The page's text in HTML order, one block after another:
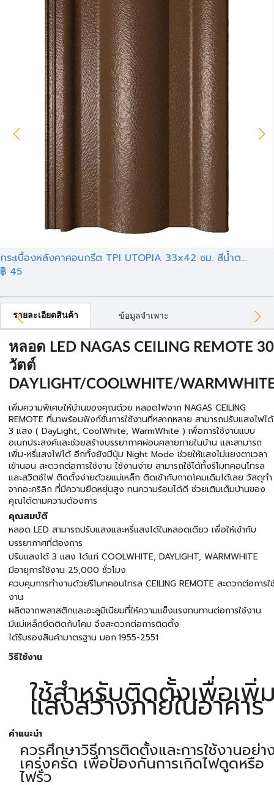
กระเบื้องหลังคาคอนกรีต TPI UTOPIA 33x42 ซม. สีน้ำต...
฿ 45
รายละเอียดสินค้า ข้อมูลจำเพาะ
หลอด LED NAGAS CEILING REMOTE 30
วัตต์
DAYLIGHT/COOLWHITE/
เพิ่มความพิเศษให้บ้านของคุณด้วย หลอดไฟจาก NAGAS CEILING
REMOTE ที่มาพร้อมฟังก์ชั่นการใช้งานที่หลากหลาย สามารถปรับแสงไฟได้
3 แสง ( DayLight, CoolWhite, WarmWhite ) เพื่อการใช้งานแบบ
อเนกประสงค์และช่วยสร้างบรรยากาศผ่อนคลายภายในบ้าน และสามารถ
เพิ่ม-หรี่แสงไฟได้ อีกทั้งยังมีปุ่ม Night Mode ช่วยให้แสงไม่แยงตาเวลา
เข้านอน สะดวกต่อการใช้งาน ใช้งานง่าย สามารถใช้ได้ทั้งรีโมทคอนโทรล
และสวิตช์ไฟ ติดตั้งง่ายด้วยแม่เหล็ก ติดเข้ากับถาดโคมเดิมได้เลย วัสดุทำ
จากอะคริลิก ที่มีความยืดหยุ่นสูง ทนความร้อนได้ดี ช่วยเติมเต็มบ้านของ
คุณได้ตามความต้องการ
คุณสมบัติ
หลอด LED สามารถปรับแสงและหรี่แสงได้ในหลอดเดียว เพื่อให้เข้ากับ
บรรยากาศที่ต้องการ
ปรับแสงได้ 3 แสง ได้แก่ COOLWHITE, DAYLIGHT, WARMWHITE
มีอายุการใช้งาน 25,000 ชั่วโมง
ควบคุมการทำงานด้วยรีโมทคอนโทรล CEILING REMOTE สะดวกต่อการใ
งาน
ผลิตจากพลาสติกและอะลูมิเนียมที่ให้ความแข็งแรงทนทานต่อการใช้งาน
มีแม่เหล็กยึดติดกับโคม จึงสะดวกต่อการติดตั้ง
ได้รับรองสินค้ามาตรฐาน มอก.1955-2551
วิธีใช้งาน
ใช้สำหรับติดตั้งเพื่อเพิ่
แสงสว่างภายในอาคาร
คำแนะนำ
ควรศึกษาวิธีการติดตั้งและการใช้งานอย่า
เคร่งครัด เพื่อป้องกันการเกิดไฟดูดหรือ
ไฟรั่ว